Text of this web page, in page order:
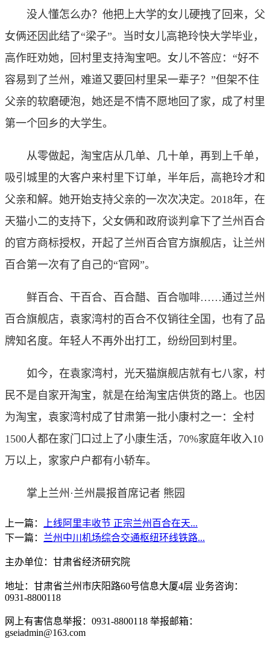
没人懂怎么办？他把上大学的女儿硬拽了回来，父
女俩还因此结了“梁子”。当时女儿高艳玲快大学毕业，
高作旺劝她，回村里支持淘宝吧。女儿不答应：“好不
容易到了兰州，难道又要回村里呆一辈子？”但架不住
父亲的软磨硬泡，她还是不情不愿地回了家，成了村里
第一个回乡的大学生。
从零做起，淘宝店从几单、几十单，再到上千单，
吸引城里的大客户来村里下订单，半年后，高艳玲才和
父亲和解。她开始支持父亲的一次次决定。2018年，在
天猫小二的支持下，父女俩和政府谈判拿下了兰州百合
的官方商标授权，开起了兰州百合官方旗舰店，让兰州
百合第一次有了自己的“官网”。
鲜百合、干百合、百合醋、百合咖啡……通过兰州
百合旗舰店，袁家湾村的百合不仅销往全国，也有了品
牌知名度。年轻人不再外出打工，纷纷回到村里。
如今，在袁家湾村，光天猫旗舰店就有七八家，村
民不是自家开淘宝，就是在给淘宝店供货的路上。也因
为淘宝，袁家湾村成了甘肃第一批小康村之一：全村
1500人都在家门口过上了小康生活，70%家庭年收入10
万以上，家家户户都有小轿车。
掌上兰州·兰州晨报首席记者 熊园
上一篇：
上线阿里丰收节 正宗兰州百合在天...
下一篇： 兰州中川机场综合交通枢纽环线铁路...
主办单位：甘肃省经济研究院
地址：甘肃省兰州市庆阳路60号信息大厦4层 业务咨询：
0931-8800118
网上有害信息举报：0931-8800118 举报邮箱：
gseiadmin@163.com